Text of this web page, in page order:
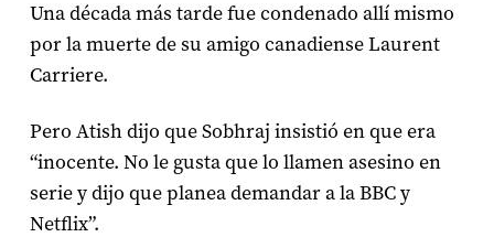
Una década más tarde fue condenado allí mismo
por la muerte de su amigo canadiense Laurent
Carriere.
Pero Atish dijo que Sobhraj insistió en que era
“inocente. No le gusta que lo llamen asesino en
serie y dijo que planea demandar a la BBC y
Netflix”.